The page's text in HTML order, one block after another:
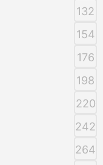
132
154
176
198
220
242
264